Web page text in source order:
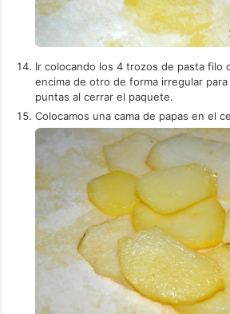
Ir colocando los 4 trozos de pasta filo
encima de otro de forma irregular
puntas al cerrar el paquete.
Colocamos una cama de papas en el